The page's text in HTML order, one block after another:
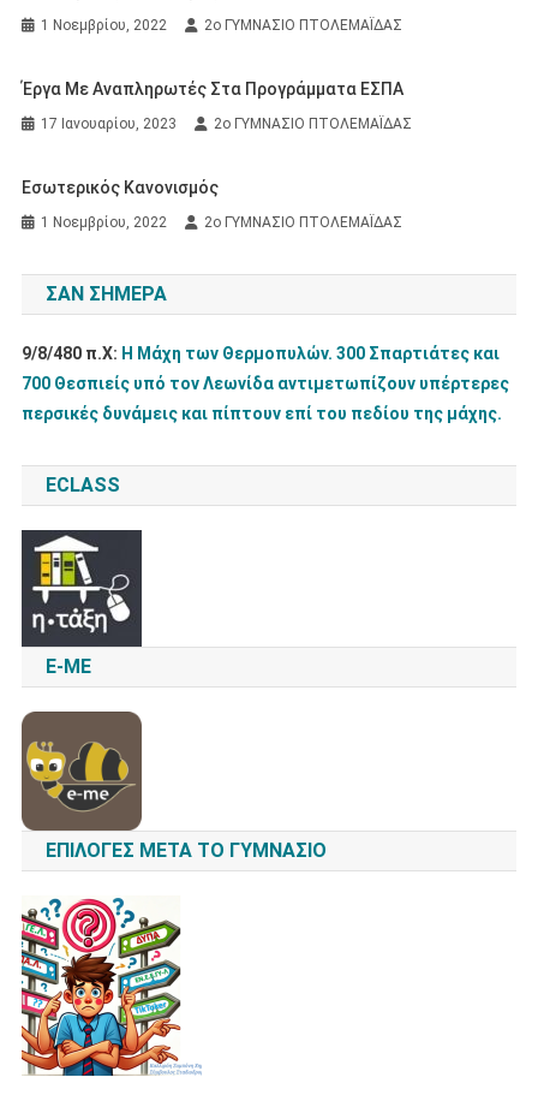
1 Νοεμβρίου, 2022 2ο ΓΥΜΝΑΣΙΟ ΠΤΟΛΕΜΑΪΔΑΣ
Έργα Με Αναπληρωτές Στα Προγράμματα ΕΣΠΑ
17 Ιανουαρίου, 2023 2ο ΓΥΜΝΑΣΙΟ ΠΤΟΛΕΜΑΪΔΑΣ
Εσωτερικός Κανονισμός
1 Νοεμβρίου, 2022 2ο ΓΥΜΝΑΣΙΟ ΠΤΟΛΕΜΑΪΔΑΣ
ΣΑΝ ΣΉΜΕΡΑ
9/8/480 π.Χ: Η Μάχη των Θερμοπυλών. 300 Σπαρτιάτες και
700 Θεσπιείς υπό τον Λεωνίδα αντιμετωπίζουν υπέρτερες
περσικές δυνάμεις και πίπτουν επί του πεδίου της μάχης.
ECLASS
E-ME
ΕΠΙΛΟΓΈΣ ΜΕΤΆ ΤΟ ΓΥΜΝΆΣΙΟ